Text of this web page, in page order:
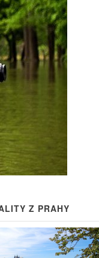
Z PRAHY